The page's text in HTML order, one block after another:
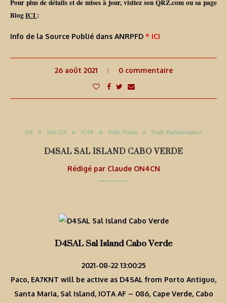
Pour plus de détails et de mises à jour, visitez son QRZ.com ou sa page
BlogICI :
Info de la Source Publié dans ANRPFD * ICI
26 août 2021 0 commentaire
DX Info DX IOTA Trafic Radio Trafic Radioamateur
D4SAL SAL ISLAND CABO VERDE
Rédigé par Claude ON4CN
D4SAL Sal Island Cabo Verde
2021-08-22 13:00:25
Paco, EA7KNT will be active as D4SAL from Porto Antiguo,
Santa Maria, Sal Island, IOTA AF – 086, Cape Verde, Cabo